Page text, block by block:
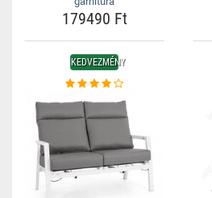
179490 Ft
KEDVEZMÉNY